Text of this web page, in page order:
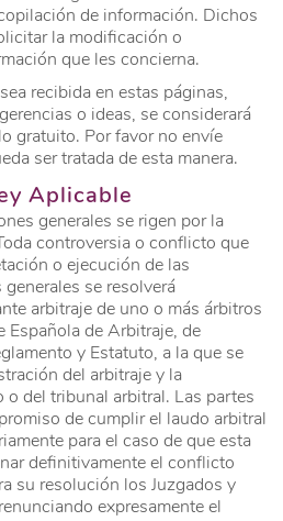
de información. Dichos
la modificación o
que les concierna.
recibida en estas páginas,
o ideas, se considerará
gratuito. Por favor no envíe
ser tratada de esta manera.
Aplicable
generales se rigen por la
controversia o conflicto que
o ejecución de las
se resolverá
arbitraje de uno o más árbitros
Española de Arbitraje, de
y Estatuto, a la que se
del arbitraje y la
del tribunal arbitral. Las partes
de cumplir el laudo arbitral
para el caso de que esta
definitivamente el conflicto
su resolución los Juzgados y
expresamente el